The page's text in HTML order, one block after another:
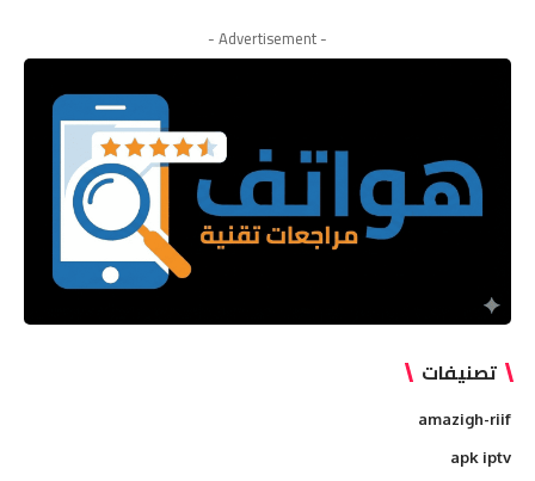
- Advertisement -
تصنيفات
amazigh-riif
apk iptv